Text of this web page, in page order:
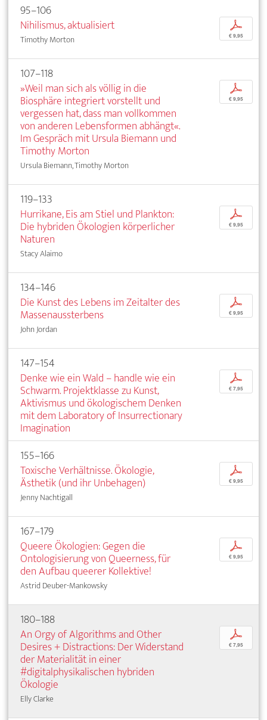
95–106
Nihilismus, aktualisiert
Timothy Morton
p
€ 9,95
107–118
»Weil man sich als völlig in die
Biosphäre integriert vorstellt und
vergessen hat, dass man vollkommen
von anderen Lebensformen abhängt«.
Im Gespräch mit Ursula Biemann und
Timothy Morton
Ursula Biemann, Timothy Morton
p
€ 9,95
119–133
Hurrikane, Eis am Stiel und Plankton:
Die hybriden Ökologien körperlicher
Naturen
Stacy Alaimo
p
€ 9,95
134–146
Die Kunst des Lebens im Zeitalter des
Massenaussterbens
John Jordan
p
€ 9,95
147–154
Denke wie ein Wald – handle wie ein
Schwarm. Projektklasse zu Kunst,
Aktivismus und ökologischem Denken
mit dem Laboratory of Insurrectionary
Imagination
p
€ 7,95
155–166
Toxische Verhältnisse. Ökologie,
Ästhetik (und ihr Unbehagen)
Jenny Nachtigall
p
€ 9,95
167–179
Queere Ökologien: Gegen die
Ontologisierung von Queerness, für
den Aufbau queerer Kollektive!
Astrid Deuber-Mankowsky
p
€ 9,95
180–188
An Orgy of Algorithms and Other
Desires + Distractions: Der Widerstand
der Materialität in einer
#digitalphysikalischen hybriden
Ökologie
Elly Clarke
p
€ 7,95